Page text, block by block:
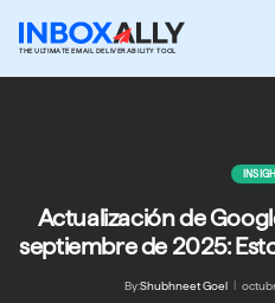
THE ULTIMATE EMAIL DELIVERABILITY TOOL
Actualización de
septiembre de 2025:
By:Shubhneet Goel